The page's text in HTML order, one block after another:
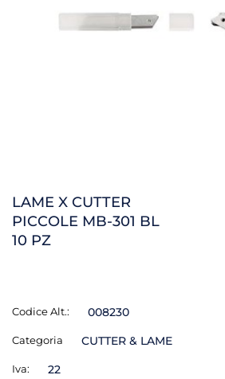
LAME X CUTTER
PICCOLE MB-301 BL
10 PZ
Codice Alt.: 008230
Categoria CUTTER & LAME
Iva: 22